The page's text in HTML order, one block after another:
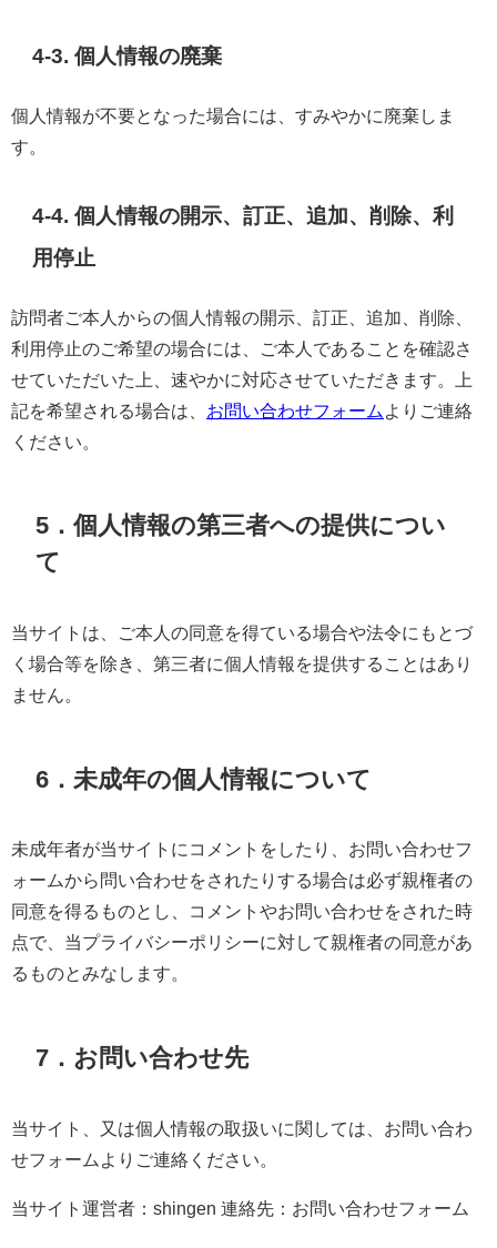
4-3. 個人情報の廃棄
個人情報が不要となった場合には、すみやかに廃棄しま
す。
4-4. 個人情報の開示、訂正、追加、削除、利
用停止
訪問者ご本人からの個人情報の開示、訂正、追加、削除、
利用停止のご希望の場合には、ご本人であることを確認さ
せていただいた上、速やかに対応させていただきます。上
記を希望される場合は、 お問い合わせフォーム よりご連絡
ください。
5．個人情報の第三者への提供につい
て
当サイトは、ご本人の同意を得ている場合や法令にもとづ
く場合等を除き、第三者に個人情報を提供することはあり
ません。
6．未成年の個人情報について
未成年者が当サイトにコメントをしたり、お問い合わせフ
ォームから問い合わせをされたりする場合は必ず親権者の
同意を得るものとし、コメントやお問い合わせをされた時
点で、当プライバシーポリシーに対して親権者の同意があ
るものとみなします。
7．お問い合わせ先
当サイト、又は個人情報の取扱いに関しては、お問い合わ
せフォームよりご連絡ください。
当サイト運営者：shingen 連絡先：お問い合わせフォーム